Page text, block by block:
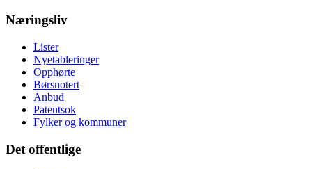
Næringsliv
Lister
Nyetableringer
Opphørte
Børsnotert
Anbud
Patentsok
Fylker og kommuner
Det offentlige